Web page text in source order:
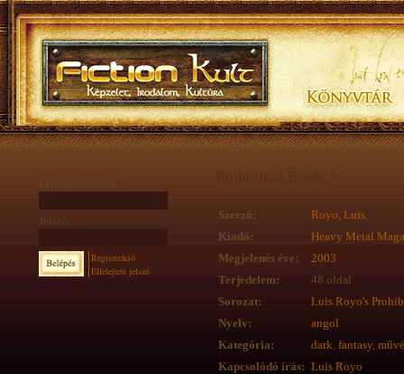
Jelszó:
Regisztráció
Elfelejtett jelszó
Prohibited Book 3
Szerző:
Royo, Luis
Kiadó:
Heavy Metal
Megjelenés éve:
2003
Terjedelem:
48 oldal
Sorozat:
Luis Royo's
Nyelv:
angol
Kategória:
dark, fantasy,
Kapcsolódó írás: Luis Royo